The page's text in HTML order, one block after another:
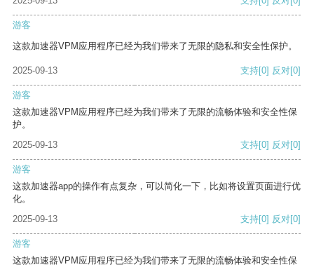
游客
这款加速器VPM应用程序已经为我们带来了无限的隐私和安全性保护。
2025-09-13 支持[0] 反对[0]
游客
这款加速器VPM应用程序已经为我们带来了无限的流畅体验和安全性保
护。
2025-09-13
支持[0] 反对[0]
游客
这款加速器app的操作有点复杂，可以简化一下，比如将设置页面进行优
化。
2025-09-13
支持[0] 反对[0]
游客
这款加速器VPM应用程序已经为我们带来了无限的流畅体验和安全性保